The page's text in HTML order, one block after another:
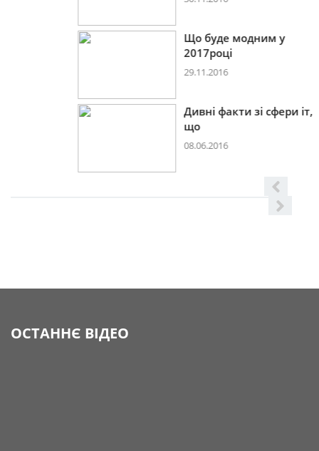
Що буде модним у
Дивні факти зі сфери іт,
ОСТАННЄ ВІДЕО